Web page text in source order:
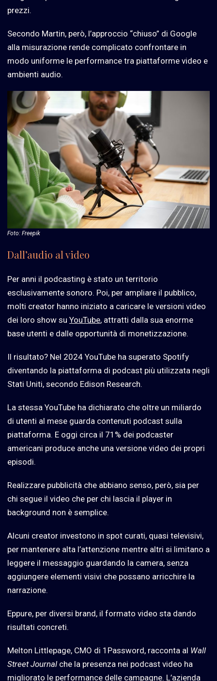
prezzi.
Secondo Martin, però, l’approccio “chiuso” di Google
alla misurazione rende complicato confrontare in
modo uniforme le performance tra piattaforme video e
ambienti audio.
Foto: Freepik
Dall’audio al video
Per anni il podcasting è stato un territorio
esclusivamente sonoro. Poi, per ampliare il pubblico,
molti creator hanno iniziato a caricare le versioni video
dei loro show su YouTube, attratti dalla sua enorme
base utenti e dalle opportunità di monetizzazione.
Il risultato? Nel 2024 YouTube ha superato Spotify
diventando la piattaforma di podcast più utilizzata negli
Stati Uniti, secondo Edison Research.
La stessa YouTube ha dichiarato che oltre un miliardo
di utenti al mese guarda contenuti podcast sulla
piattaforma. E oggi circa il 71% dei podcaster
americani produce anche una versione video dei propri
episodi.
Realizzare pubblicità che abbiano senso, però, sia per
chi segue il video che per chi lascia il player in
background non è semplice.
Alcuni creator investono in spot curati, quasi televisivi,
per mantenere alta l’attenzione mentre altri si limitano a
leggere il messaggio guardando la camera, senza
aggiungere elementi visivi che possano arricchire la
narrazione.
Eppure, per diversi brand, il formato video sta dando
risultati concreti.
Melton Littlepage, CMO di 1Password, racconta al Wall
Street Journal che la presenza nei podcast video ha
migliorato le performance delle campagne. L’azienda